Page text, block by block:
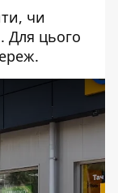
чи
Для цього